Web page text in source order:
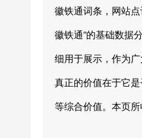
徽铁通词条，网站
徽铁通”的基础数据
细用于展示，作为
真正的价值在于它
等综合价值。本页